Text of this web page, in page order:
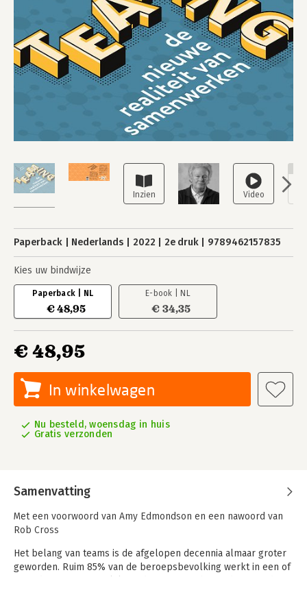
Paperback Nederlands 2022 2e druk 9789462157835
Kies uw bindwijze
Paperback | NL
€ 48,95
E-book | NL
€ 34,35
€ 48,95
In winkelwagen
Nu besteld, woensdag in huis
Gratis verzonden
Samenvatting
Met een voorwoord van Amy Edmondson en een nawoord van
Rob Cross
Het belang van teams is de afgelopen decennia almaar groter
geworden. Ruim 85% van de beroepsbevolking werkt in een of